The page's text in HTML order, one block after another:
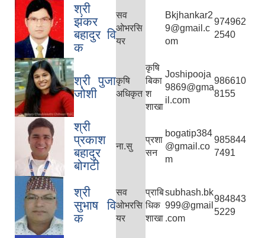
श्री
झंकर
बहादुर वि
क
सव
ओभरसि
यर
Bkjhankar2
9@gmail.c
om
974962
2540
श्री पुजा
जोशी
कृषि
अधिकृत
कृषि
बिका
श
शाखा
Joshipooja
9869@gma
il.com
986610
8155
श्री
प्रकाश
बहादुर
बोगटी
ना.सु
प्रशा
सन
bogatip384
@gmail.co
m
985844
7491
श्री
सुभाष वि‍
क
सव
ओभरसि
यर
प्राबि
धिक
शाखा
subhash.bk
999@gmail
.com
984843
5229